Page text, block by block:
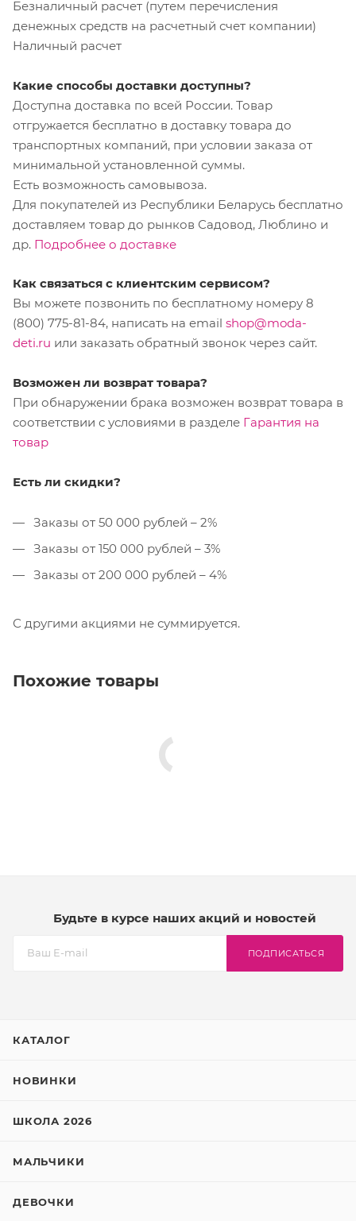
Безналичный расчет (путем перечисления
денежных средств на расчетный счет компании)
Наличный расчет
Какие способы доставки доступны?
Доступна доставка по всей России. Товар
отгружается бесплатно в доставку товара до
транспортных компаний, при условии заказа от
минимальной установленной суммы.
Есть возможность самовывоза.
Для покупателей из Республики Беларусь бесплатно
доставляем товар до рынков Садовод, Люблино и
др. Подробнее о доставке
Как связаться с клиентским сервисом?
Вы можете позвонить по бесплатному номеру 8
(800) 775-81-84, написать на email shop@moda-
deti.ru или заказать обратный звонок через сайт.
Возможен ли возврат товара?
При обнаружении брака возможен возврат товара в
соответствии с условиями в разделе Гарантия на
товар
Есть ли скидки?
Заказы от 50 000 рублей – 2%
Заказы от 150 000 рублей – 3%
Заказы от 200 000 рублей – 4%
С другими акциями не суммируется.
Похожие товары
Будьте в курсе наших акций и новостей
ПОДПИСАТЬСЯ
КАТАЛОГ
НОВИНКИ
ШКОЛА 2026
МАЛЬЧИКИ
ДЕВОЧКИ